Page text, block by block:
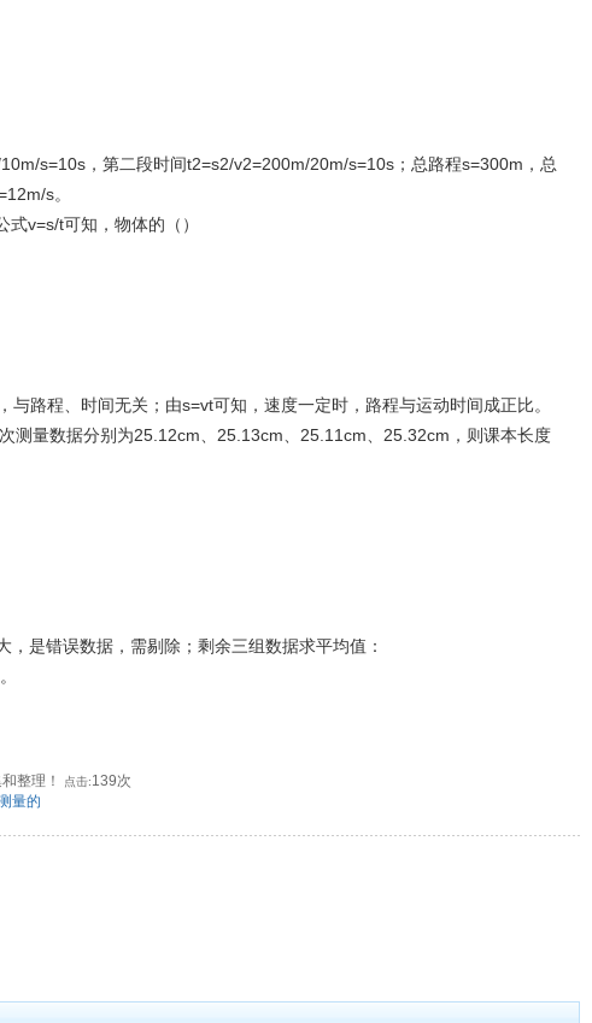
s=10s，第二段时间t2=s2/v2=200m/20m/s=10s；总路程s=300m，总
s。
v=s/t可知，物体的（）
与路程、时间无关；由s=vt可知，速度一定时，路程与运动时间成正比。
测量数据分别为25.12cm、25.13cm、25.11cm、25.32cm，则课本长度
是错误数据，需剔除；剩余三组数据求平均值：
整理！ 点击:139次
量的